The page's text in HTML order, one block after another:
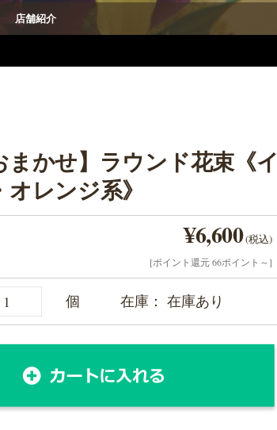
店舗紹介
まかせ】ラウンド花束《イ
レンジ系》
¥6,600(税込)
[ポイント還元 66ポイント～]
個 在庫： 在庫あり